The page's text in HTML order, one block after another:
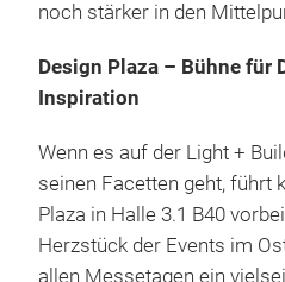
noch stärker in den
Design Plaza – Bühne für
Inspiration
Wenn es auf der Light +
seinen Facetten geht, führt
Plaza in Halle 3.1 B40
Herzstück der Events im
allen Messetagen ein